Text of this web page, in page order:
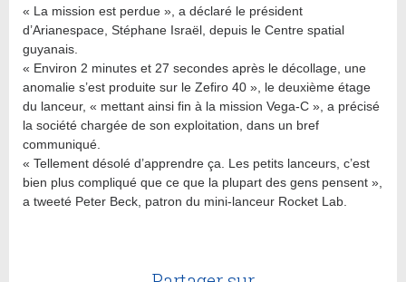
« La mission est perdue », a déclaré le président
d’Arianespace, Stéphane Israël, depuis le Centre spatial
guyanais.
« Environ 2 minutes et 27 secondes après le décollage, une
anomalie s’est produite sur le Zefiro 40 », le deuxième étage
du lanceur, « mettant ainsi fin à la mission Vega-C », a précisé
la société chargée de son exploitation, dans un bref
communiqué.
« Tellement désolé d’apprendre ça. Les petits lanceurs, c’est
bien plus compliqué que ce que la plupart des gens pensent »,
a tweeté Peter Beck, patron du mini-lanceur Rocket Lab.